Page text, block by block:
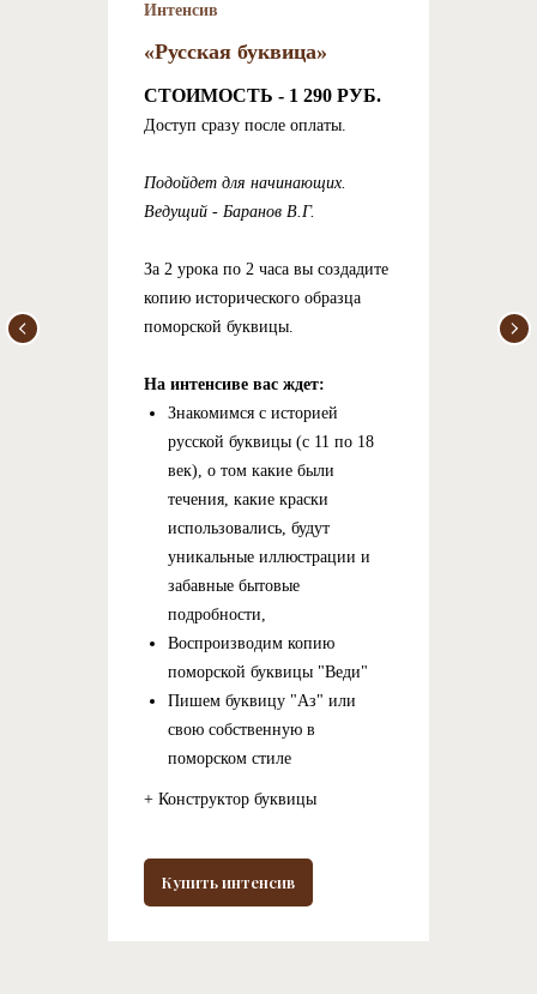
Интенсив
«‎Русская буквица»
CТОИМОСТЬ - 1 290 РУБ.
Доступ сразу после оплаты.
Подойдет для начинающих.
Ведущий - Баранов В.Г.
За 2 урока по 2 часа вы создадите
копию исторического образца
поморской буквицы.
На интенсиве вас ждет:
Знакомимся с историей
русской буквицы (с 11 по 18
век), о том какие были
течения, какие краски
использовались, будут
уникальные иллюстрации и
забавные бытовые
подробности,
Воспроизводим копию
поморской буквицы "Веди"
Пишем буквицу "Аз" или
свою собственную в
поморском стиле
+ Конструктор буквицы
Купить интенсив